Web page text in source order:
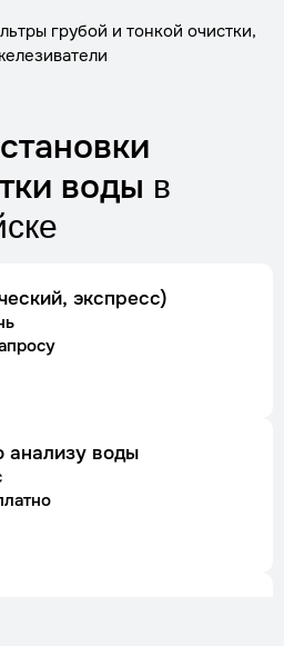
грубой и тонкой очистки,
воды в
экспресс)
анализу воды